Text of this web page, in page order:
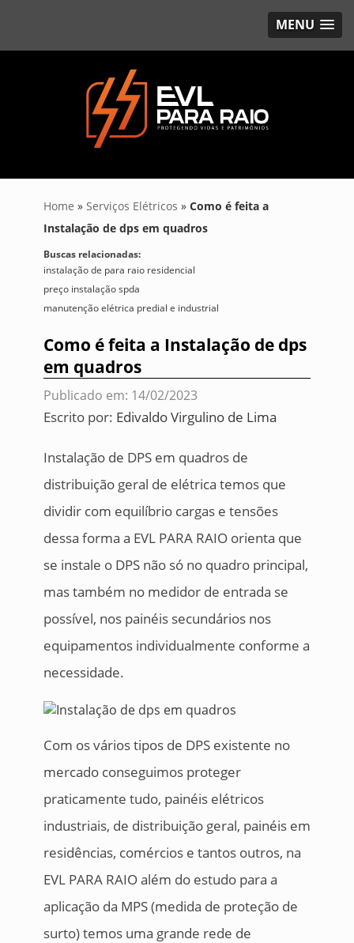
MENU
Home » Serviços Elétricos » Como é feita a
Instalação de dps em quadros
Buscas relacionadas:
instalação de para raio residencial
preço instalação spda
manutenção elétrica predial e industrial
Como é feita a Instalação de dps
em quadros
Publicado em: 14/02/2023
Escrito por: Edivaldo Virgulino de Lima
Instalação de DPS em quadros de
distribuição geral de elétrica temos que
dividir com equilíbrio cargas e tensões
dessa forma a EVL PARA RAIO orienta que
se instale o DPS não só no quadro principal,
mas também no medidor de entrada se
possível, nos painéis secundários nos
equipamentos individualmente conforme a
necessidade.
Com os vários tipos de DPS existente no
mercado conseguimos proteger
praticamente tudo, painéis elétricos
industriais, de distribuição geral, painéis em
residências, comércios e tantos outros, na
EVL PARA RAIO além do estudo para a
aplicação da MPS (medida de proteção de
surto) temos uma grande rede de